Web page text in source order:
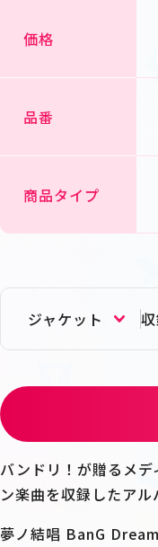
価格
品番
商品タイプ
ジャケット
バンドリ！が贈るメ
ン楽曲を収録したア
夢ノ結唱 BanG